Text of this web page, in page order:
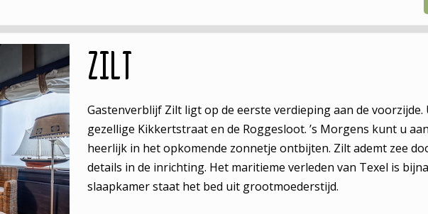
Zilt
Gastenverblijf Zilt ligt op de eerste verdieping aan de voorzijde.
gezellige Kikkertstraat en de Roggesloot. ’s Morgens kunt u
heerlijk in het opkomende zonnetje ontbijten. Zilt ademt zee
details in de inrichting. Het maritieme verleden van Texel is
slaapkamer staat het bed uit grootmoederstijd.